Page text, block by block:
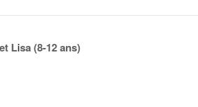
Lisa (8-12 ans)